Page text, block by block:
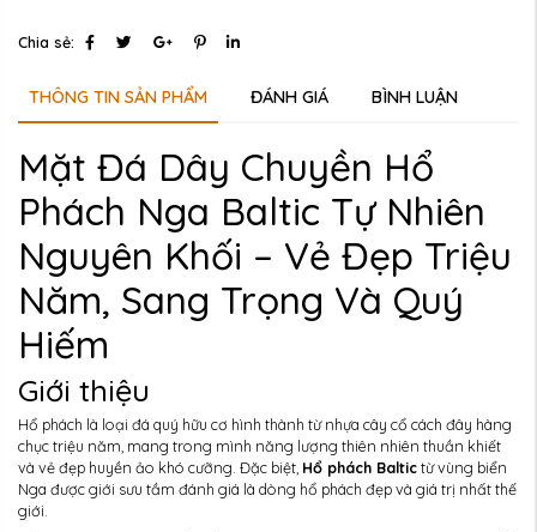
Chia sẻ:
THÔNG TIN SẢN PHẨM ĐÁNH GIÁ BÌNH LUẬN
Mặt Đá Dây Chuyền Hổ
Phách Nga Baltic Tự Nhiên
Nguyên Khối – Vẻ Đẹp Triệu
Năm, Sang Trọng Và Quý
Hiếm
Giới thiệu
Hổ phách là loại đá quý hữu cơ hình thành từ nhựa cây cổ cách đây hàng
chục triệu năm, mang trong mình năng lượng thiên nhiên thuần khiết
và vẻ đẹp huyền ảo khó cưỡng. Đặc biệt, Hổ phách Baltictừ vùng biển
Nga được giới sưu tầm đánh giá là dòng hổ phách đẹp và giá trị nhất thế
giới.